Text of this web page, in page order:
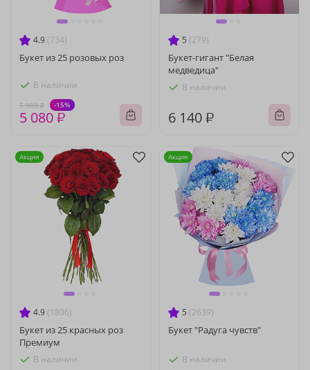
4.9 (734)
Букет из 25 розовых роз
В наличии
5 980 ₽ -15%
5 080 ₽
5 (279)
Букет-гигант "Белая
медведица"
В наличии
6 140 ₽
4.9 (1806)
Букет из 25 красных роз
Премиум
В наличии
Акция
5 (2639)
Букет "Радуга чувств"
В наличии
Акция